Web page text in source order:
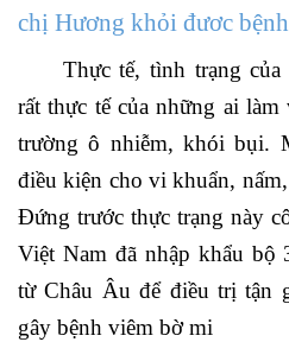
chị Hương khỏi đươc
Thực tế, tình trạng
rất thực tế của những ai
trường ô nhiễm, khói bụi.
điều kiện cho vi khuẩn,
Đứng trước thực trạng này
Việt Nam đã nhập khẩu bộ
từ Châu Âu để điều trị tận
gây bệnh viêm bờ mi